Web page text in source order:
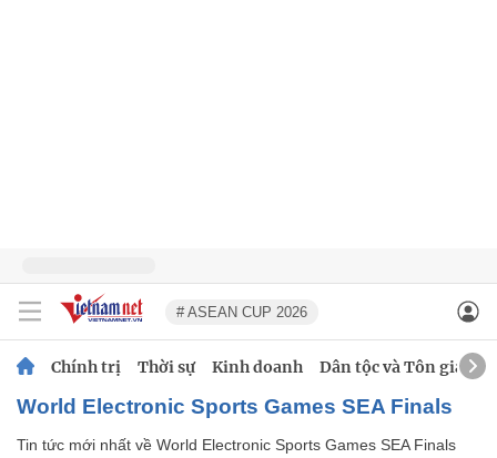
# ASEAN CUP 2026
Chính trị Thời sự Kinh doanh Dân tộc và Tôn giáo
World Electronic Sports Games SEA Finals
Tin tức mới nhất về World Electronic Sports Games SEA Finals